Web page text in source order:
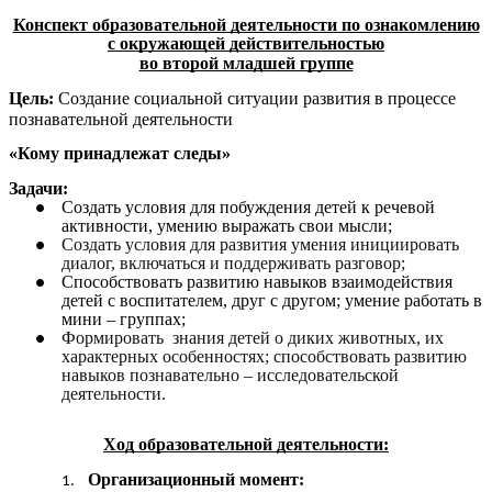
Конспект образовательной деятельности по ознакомлению
с окружающей действительностью
во второй младшей группе
Цель: Создание социальной ситуации развития в процессе
познавательной деятельности
«Кому принадлежат следы»
Задачи:
Создать условия для побуждения детей к речевой
активности, умению выражать свои мысли;
Создать условия для развития умения инициировать
диалог, включаться и поддерживать разговор;
Способствовать развитию навыков взаимодействия
детей с воспитателем, друг с другом; умение работать в
мини – группах;
Формировать знания детей о диких животных, их
характерных особенностях; способствовать развитию
навыков познавательно – исследовательской
деятельности.
Ход образовательной деятельности:
Организационный момент: